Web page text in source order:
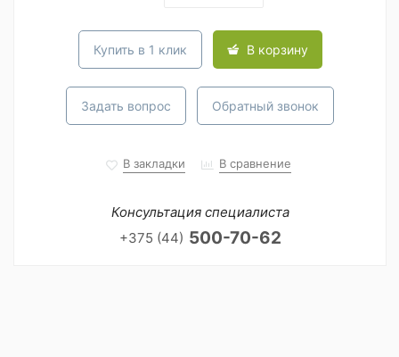
Купить в 1 клик В корзину
Задать вопрос Обратный звонок
В закладки В сравнение
Консультация специалиста
+375 (44) 500-70-62